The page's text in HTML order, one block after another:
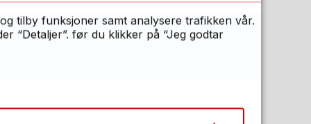
tilby funksjoner samt analysere trafikken vår.
“Detaljer”. før du klikker på “Jeg godtar